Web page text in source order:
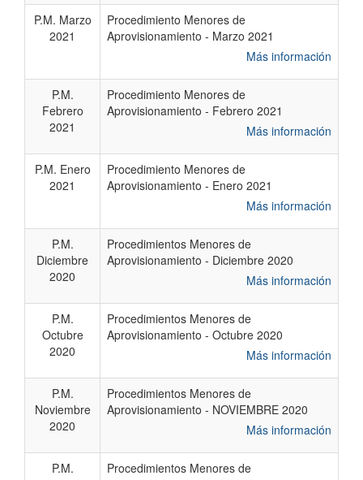
P.M. Marzo
2021
Procedimiento Menores de
Aprovisionamiento - Marzo 2021
Más información
P.M.
Febrero
2021
Procedimiento Menores de
Aprovisionamiento - Febrero 2021
Más información
P.M. Enero
2021
Procedimiento Menores de
Aprovisionamiento - Enero 2021
Más información
P.M.
Diciembre
2020
Procedimientos Menores de
Aprovisionamiento - Diciembre 2020
Más información
P.M.
Octubre
2020
Procedimientos Menores de
Aprovisionamiento - Octubre 2020
Más información
P.M.
Noviembre
2020
Procedimientos Menores de
Aprovisionamiento - NOVIEMBRE 2020
Más información
P.M.
Procedimientos Menores de